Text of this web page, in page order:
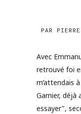
PAR
Avec
retrouvé foi
m’attendais
Garnier, déjà
essayer",